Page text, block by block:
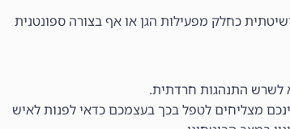
כחלק מפעילות הגן או אף בצורה ספונטנית
לשרש התנהגות חרדתית.
מצליחים לטפל בכך בעצמכם כדאי לפנות לאיש